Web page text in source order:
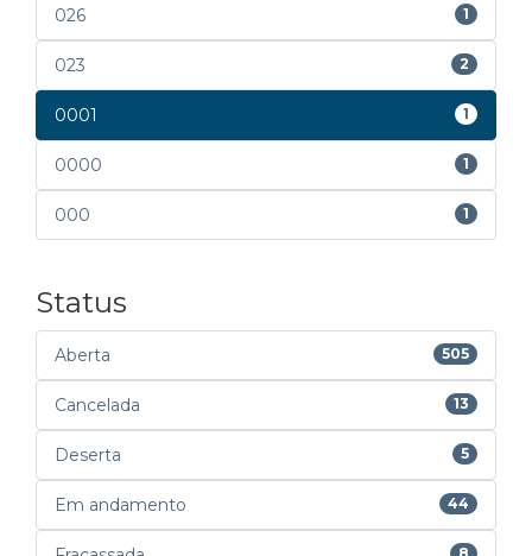
026 1
023 2
0001 1
0000 1
000 1
Status
Aberta 505
Cancelada 13
Deserta 5
Em andamento 44